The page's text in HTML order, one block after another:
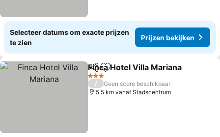
Selecteer datums om exacte prijzen
te zien
Prijzen bekijken
DelenToevoegen aan favorieten
Finca Hotel Villa Mariana
3 Sterren
/
Geen score beschikbaar
5.5 km vanaf Stadscentrum